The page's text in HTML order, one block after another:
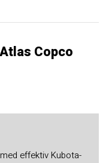
Copco
effektiv Kubota-